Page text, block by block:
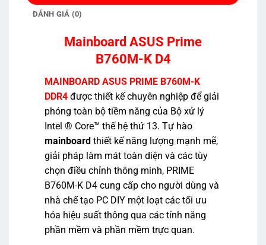
ĐÁNH GIÁ (0)
Mainboard ASUS Prime
B760M-K D4
MAINBOARD ASUS PRIME B760M-K
DDR4 được thiết kế chuyên nghiệp để giải
phóng toàn bộ tiềm năng của Bộ xử lý
Intel ® Core™ thế hệ thứ 13. Tự hào
mainboard thiết kế năng lượng mạnh mẽ,
giải pháp làm mát toàn diện và các tùy
chọn điều chỉnh thông minh, PRIME
B760M-K D4 cung cấp cho người dùng và
nhà chế tạo PC DIY một loạt các tối ưu
hóa hiệu suất thông qua các tính năng
phần mềm và phần mềm trực quan.